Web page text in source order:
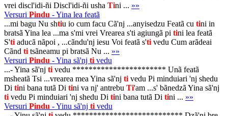
vrei discl'idi-ñi Discl'idi-ñi usha Tini ... »»
Versuri Pindu - Yina lea featã
...mi bagu Nu shtiu io cum facu Cã'nj ...anyisedzu Featã cu tini in
bratsã Yina lea ...ma s'mi vrei Vrearea s'ti agiungã pi tini lea featã
S'ti aducã nãpoi , ...cãndu'nj iesu Voi featã s'ti vedu Cum arãdeai
Cãnd ti tsãneamu pi bratsã Nu ... »»
Versuri Pindu - Yina sã'nj ti vedu
...- Yina sã'nj ti vedu *********************** Unã featã
msheatã Tsi ...vrearea mea Yina sã'nj ti vedu Pi minduiari 'nj shedu
Di tini bana tutã Di tini va nj' antrebu Ti'am ...s' bãnedzã Yina sã'nj
ti vedu Pi minduiari 'nj shedu Di tini bana tutã Di tini ... »»
Versuri Pindu - Yinu sã'nj ti vedu